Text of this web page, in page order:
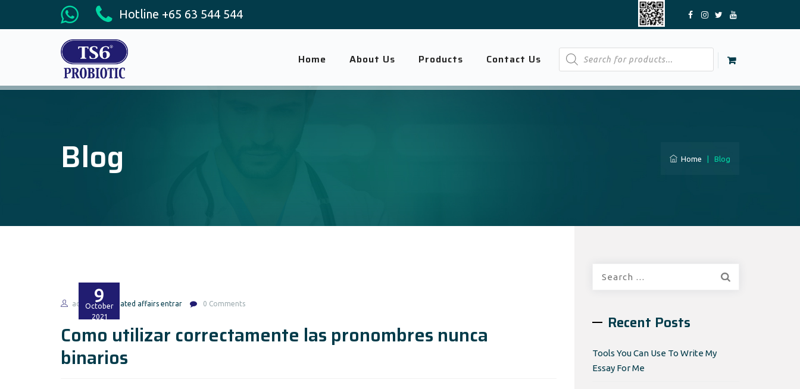
Hotline +65 63 544 544
Products
search
Home About Us Products Contact Us
Blog Home Blog
9
October
2021
admin heated affairs entrar 0 Comments
Como utilizar correctamente las pronombres nunca
binarios
Recent Posts
Tools You Can Use To Write My
Essay For Me